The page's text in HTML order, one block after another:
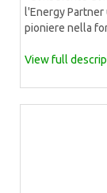
l'Energy
pioniere nella
View full